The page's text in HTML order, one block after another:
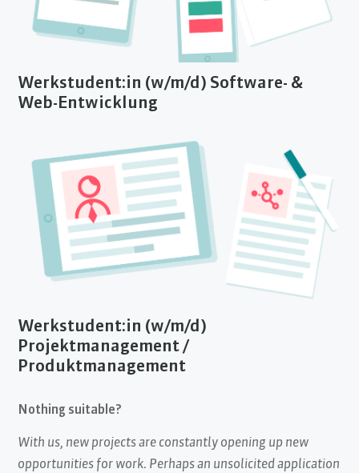
Werkstudent:in (w/m/d) Software- &
Web-Entwicklung
Werkstudent:in (w/m/d)
Projektmanagement /
Produktmanagement
Nothing suitable?
With us, new projects are constantly opening up new
opportunities for work. Perhaps an unsolicited application